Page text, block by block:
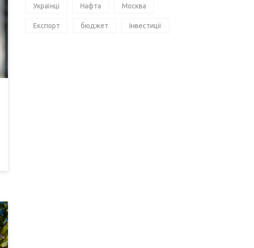
Українці Нафта Москва
Експорт бюджет Інвестиції